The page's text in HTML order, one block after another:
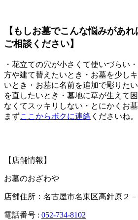
【もしお墓でこんな悩みがあ
ご相談ください】
・花立ての穴が小さくて使いづらい
方や建て替えたいとき・お墓を少し
いとき・お墓に名前を追加で彫りた
を直したいとき・墓地に草が生えて
なくてスッキリしない・とにかくお
まずここからボクに連絡 くださいね。
【店舗情報】
お墓のおざわや
店舗住所：名古屋市名東区高針原２－
電話番号 : 052-734-8102